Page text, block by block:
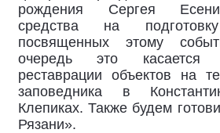
рождения Сергея
средства на
посвященных этому
очередь это касается
реставрации объектов на
заповедника в
Клепиках. Также будем
Рязани».